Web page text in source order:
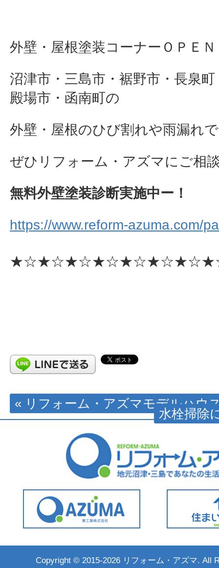
外壁・屋根塗装コーナーＯＰＥ
沼津市・三島市・裾野市・長泉
殿場市・函南町の
外壁・屋根のひび割れや雨漏れ
ぜひリフォーム・アズマにご相
無料外壁塗装診断実施中ー！
https://www.reform-azuma.com/
« リフォーム・アズマモデルハウ
水栓掃除
Copyright © 2015-2026 リフォーム・アズマ. All